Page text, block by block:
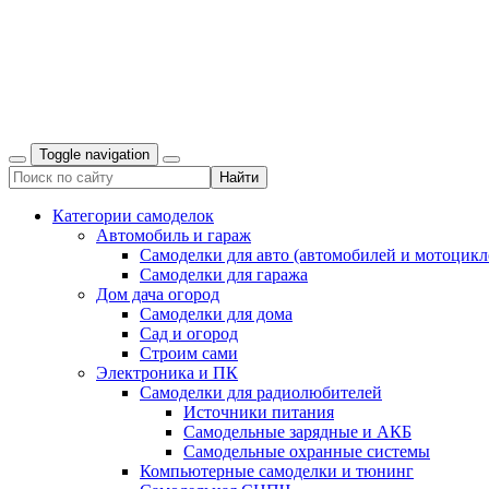
Toggle navigation
Категории самоделок
Автомобиль и гараж
Самоделки для авто (автомобилей и
Самоделки для гаража
Дом дача огород
Самоделки для дома
Сад и огород
Строим сами
Электроника и ПК
Самоделки для радиолюбителей
Источники питания
Самодельные зарядные и АКБ
Самодельные охранные системы
Компьютерные самоделки и тюнинг